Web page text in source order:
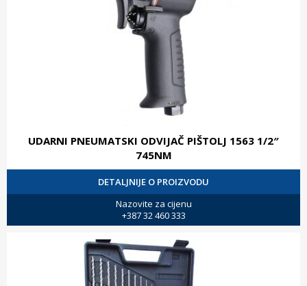
UDARNI PNEUMATSKI ODVIJAČ PIŠTOLJ 1563 1/2″
745NM
DETALJNIJE O PROIZVODU
Nazovite za cijenu
+387 32 460 333